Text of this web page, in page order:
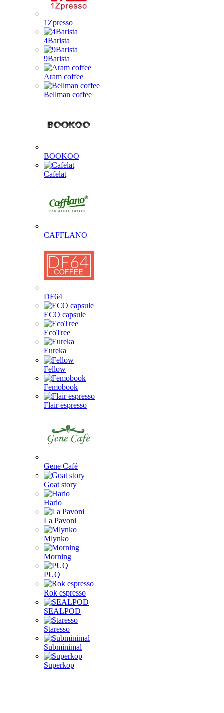
1Zpresso
4Barista
9Barista
Aram coffee
Bellman coffee
BOOKOO
Cafelat
CAFFLANO
DF64
ECO capsule
EcoTree
Eureka
Fellow
Femobook
Flair espresso
Gene Café
Goat story
Hario
La Pavoni
Mlynko
Morning
PUQ
Rok espresso
SEALPOD
Staresso
Subminimal
Superkop